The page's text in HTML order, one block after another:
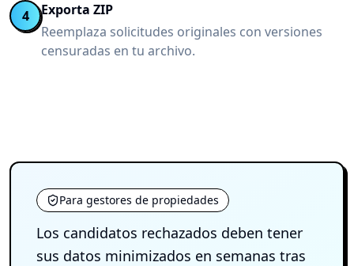
4
Exporta ZIP
Reemplaza solicitudes originales con versiones
censuradas en tu archivo.
Para gestores de propiedades
Los candidatos rechazados deben tener
sus datos minimizados en semanas tras